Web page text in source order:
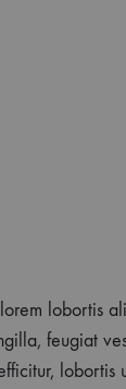
lobortis
feugiat
lobortis